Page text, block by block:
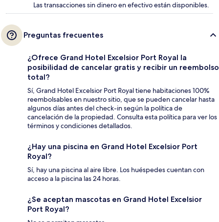
Las transacciones sin dinero en efectivo están disponibles.
Preguntas frecuentes
¿Ofrece Grand Hotel Excelsior Port Royal la
posibilidad de cancelar gratis y recibir un reembolso
total?
Sí, Grand Hotel Excelsior Port Royal tiene habitaciones 100%
reembolsables en nuestro sitio, que se pueden cancelar hasta
algunos días antes del check-in según la política de
cancelación de la propiedad. Consulta esta política para ver los
términos y condiciones detallados.
¿Hay una piscina en Grand Hotel Excelsior Port
Royal?
Sí, hay una piscina al aire libre. Los huéspedes cuentan con
acceso a la piscina las 24 horas.
¿Se aceptan mascotas en Grand Hotel Excelsior
Port Royal?